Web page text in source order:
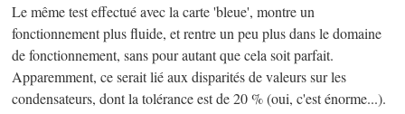
Le même test effectué avec la carte 'bleue', montre un
fonctionnement plus fluide, et rentre un peu plus dans le domaine
de fonctionnement, sans pour autant que cela soit parfait.
Apparemment, ce serait lié aux disparités de valeurs sur les
condensateurs, dont la tolérance est de 20 % (oui, c'est énorme...).